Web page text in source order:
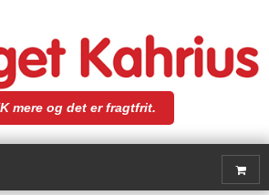
mere og det er fragtfrit.